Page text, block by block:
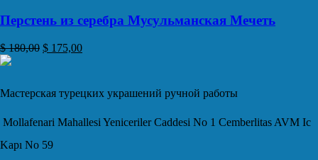
Перстень из серебра Мусульманская Мечеть
$180,00 $ 175,00
Мастерская турецких украшений ручной работы
Mollafenari Mahallesi Yeniceriler Caddesi No 1 Cemberlitas AVM Ic
Kapı No 59